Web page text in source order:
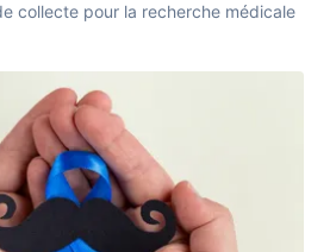
collecte pour la recherche médicale